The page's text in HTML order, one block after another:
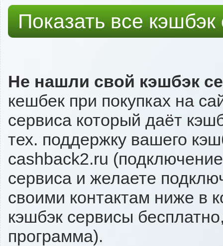
Показать все
Не нашли свой кэшбэк
кешбек при покупках на
сервиса который даёт
тех. поддержку вашего
cashback2.ru
сервиса и желаете
своими контактам ниже в
кэшбэк сервисы
программа).